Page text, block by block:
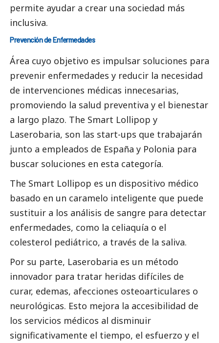
permite ayudar a crear una sociedad más
inclusiva.
Prevención de Enfermedades
Área cuyo objetivo es impulsar soluciones para
prevenir enfermedades y reducir la necesidad
de intervenciones médicas innecesarias,
promoviendo la salud preventiva y el bienestar
a largo plazo. The Smart Lollipop y
Laserobaria, son las start-ups que trabajarán
junto a empleados de España y Polonia para
buscar soluciones en esta categoría.
The Smart Lollipop es un dispositivo médico
basado en un caramelo inteligente que puede
sustituir a los análisis de sangre para detectar
enfermedades, como la celiaquía o el
colesterol pediátrico, a través de la saliva.
Por su parte, Laserobaria es un método
innovador para tratar heridas difíciles de
curar, edemas, afecciones osteoarticulares o
neurológicas. Esto mejora la accesibilidad de
los servicios médicos al disminuir
significativamente el tiempo, el esfuerzo y el